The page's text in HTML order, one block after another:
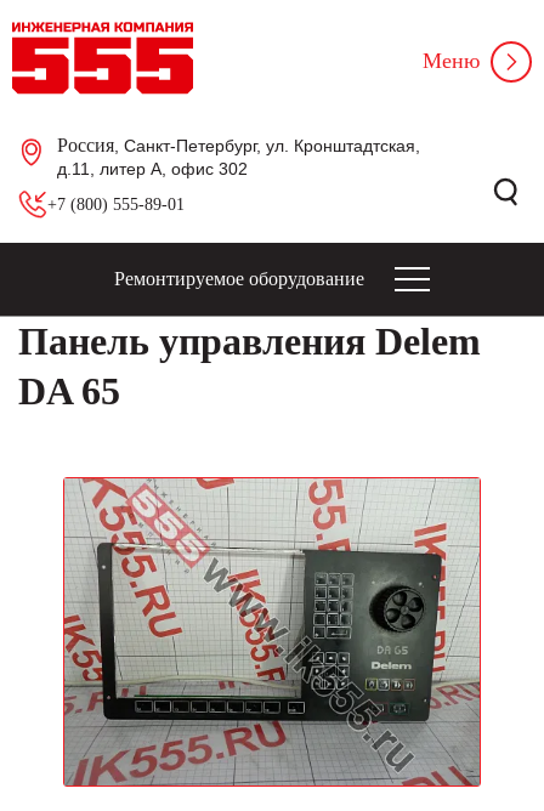
Россия , Санкт-Петербург, ул. Кронштадтская,
д.11, литер А, офис 302
+7 (800) 555-89-01
Меню
Ремонтируемое оборудование
Панель управления Delem
DA 65